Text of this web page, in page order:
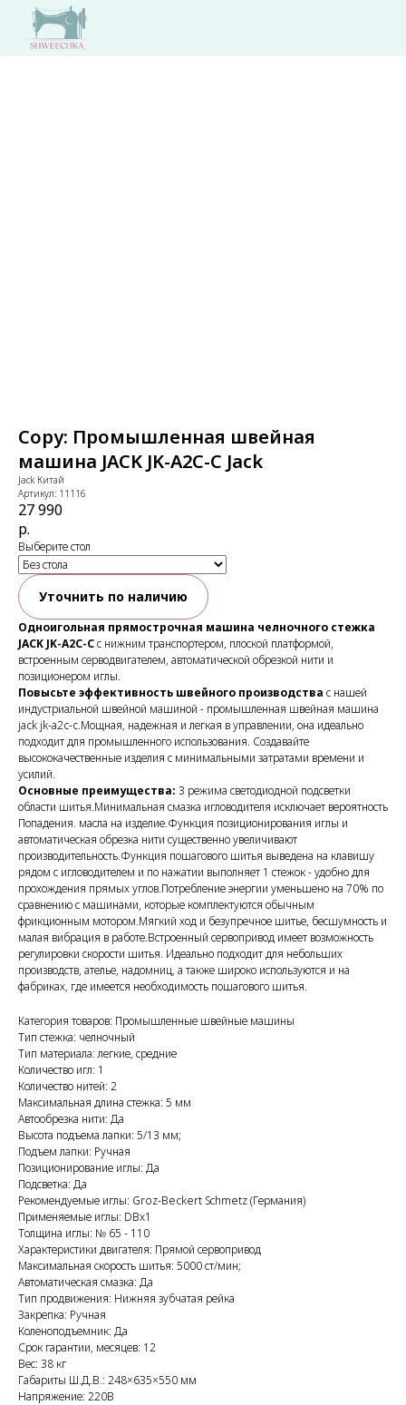
Copy: Промышленная швейная
машина JACK JK-A2C-C Jack
Jack Китай
Артикул: 11116
27 990
р.
Выберите стол
Уточнить по наличию
Одноигольная прямострочная машина челночного стежка
JACK JK-A2C-Cс нижним транспортером, плоской платформой,
встроенным серводвигателем, автоматической обрезкой нити и
позиционером иглы.
Повысьте эффективность швейного производства с нашей
индустриальной швейной машиной - промышленная швейная машина
jack jk-a2c-c.Мощная, надежная и легкая в управлении, она идеально
подходит для промышленного использования. Создавайте
высококачественные изделия с минимальными затратами времени и
усилий.
Основные преимущества: 3 режима светодиодной подсветки
области шитья.Минимальная смазка игловодителя исключает вероятность
Попадения. масла на изделие.Функция позиционирования иглы и
автоматическая обрезка нити существенно увеличивают
производительность.Функция пошагового шитья выведена на клавишу
рядом с игловодителем и по нажатии выполняет 1 стежок - удобно для
прохождения прямых углов.Потребление энергии уменьшено на 70% по
сравнению с машинами, которые комплектуются обычным
фрикционным мотором.Мягкий ход и безупречное шитье, бесшумность и
малая вибрация в работе.Встроенный сервопривод имеет возможность
регулировки скорости шитья. Идеально подходит для небольших
производств, ателье, надомниц, а также широко используются и на
фабриках, где имеется необходимость пошагового шитья.
Категория товаров: Промышленные швейные машины
Тип стежка: челночный
Тип материала: легкие, средние
Количество игл: 1
Количество нитей: 2
Максимальная длина стежка: 5 мм
Автообрезка нити: Да
Высота подъема лапки: 5/13 мм;
Подъем лапки: Ручная
Позиционирование иглы: Да
Подсветка: Да
Рекомендуемые иглы: Groz-Beckert Sсhmetz (Германия)
Применяемые иглы: DBx1
Толщина иглы: № 65 - 110
Характеристики двигателя: Прямой сервопривод
Максимальная скорость шитья: 5000 ст/мин;
Автоматическая смазка: Да
Тип продвижения: Нижняя зубчатая рейка
Закрепка: Ручная
Коленоподъемник: Да
Срок гарантии, месяцев: 12
Вес: 38 кг
Габариты Ш.Д.В.: 248×635×550 мм
Напряжение: 220В